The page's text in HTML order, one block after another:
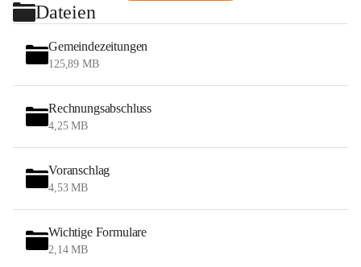
Dateien
Gemeindezeitungen
125,89 MB
Rechnungsabschluss
4,25 MB
Voranschlag
4,53 MB
Wichtige Formulare
2,14 MB